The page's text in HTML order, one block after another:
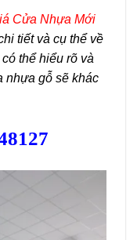
Cửa Nhựa Mới
tiết và cụ thể về
thể hiểu rõ và
nhựa gỗ sẽ khác